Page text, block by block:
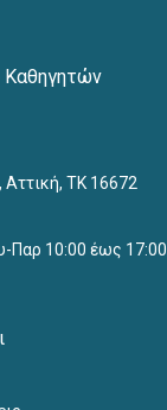
Καθηγητών
Αττική, ΤΚ 16672
Παρ 10:00 έως 17:00